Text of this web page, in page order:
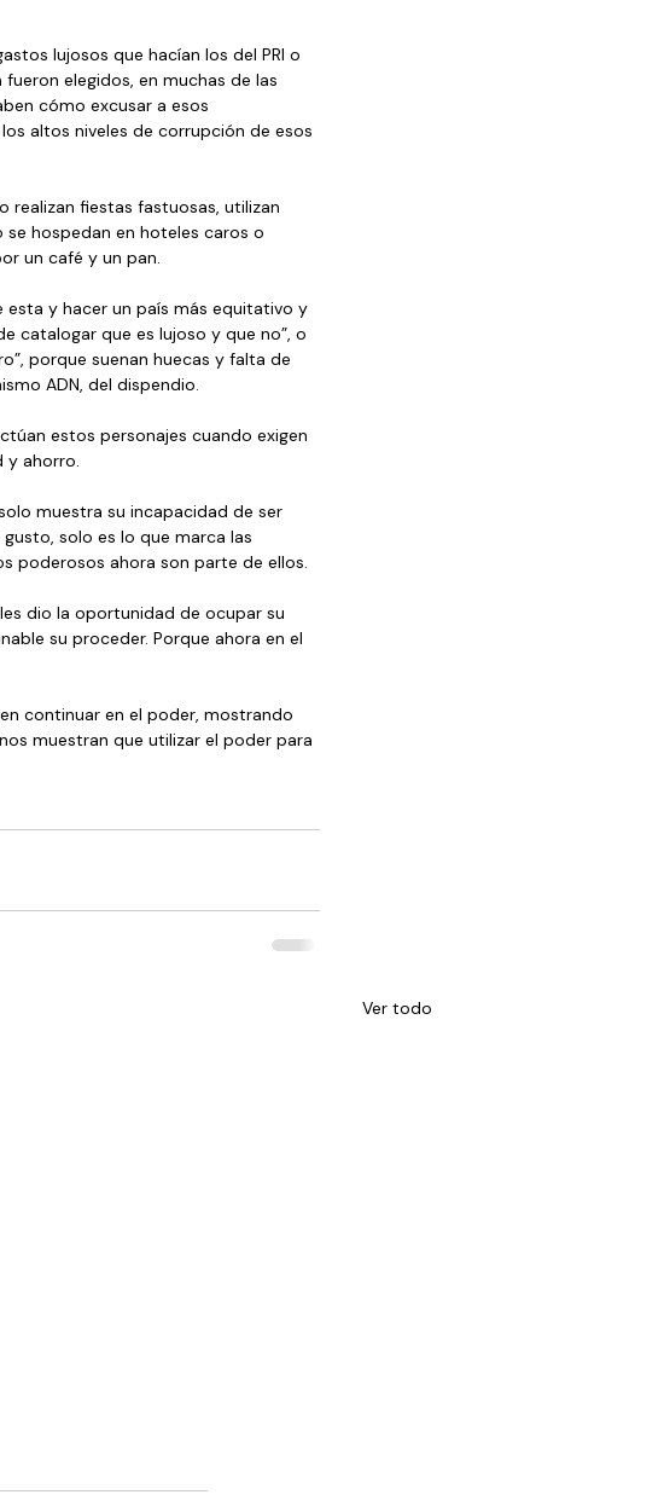
lujosos que hacían los del PRI o
elegidos, en muchas de las
cómo excusar a esos
altos niveles de corrupción de esos
realizan fiestas fastuosas, utilizan
se hospedan en hoteles caros o
un café y un pan.
y hacer un país más equitativo y
catalogar que es lujoso y que no”, o
porque suenan huecas y falta de
ADN, del dispendio.
estos personajes cuando exigen
y ahorro.
muestra su incapacidad de ser
solo es lo que marca las
poderosos ahora son parte de ellos.
dio la oportunidad de ocupar su
su proceder. Porque ahora en el
continuar en el poder, mostrando
muestran que utilizar el poder para
Ver todo